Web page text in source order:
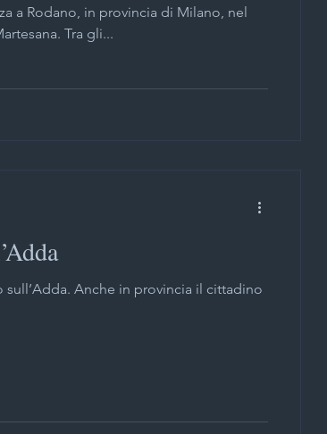
a Rodano, in provincia di Milano, nel
Tra gli...
sull’Adda. Anche in provincia il cittadino